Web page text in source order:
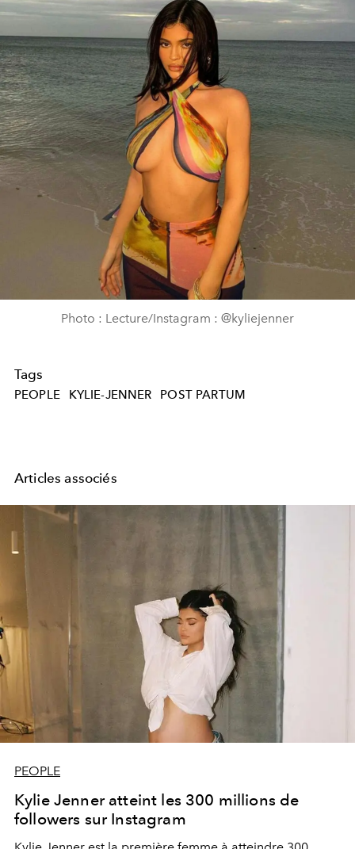
Photo : Lecture/Instagram : @kyliejenner
Tags
PEOPLE KYLIE-JENNER POST PARTUM
Articles associés
PEOPLE
Kylie Jenner atteint les 300 millions de
followers sur Instagram